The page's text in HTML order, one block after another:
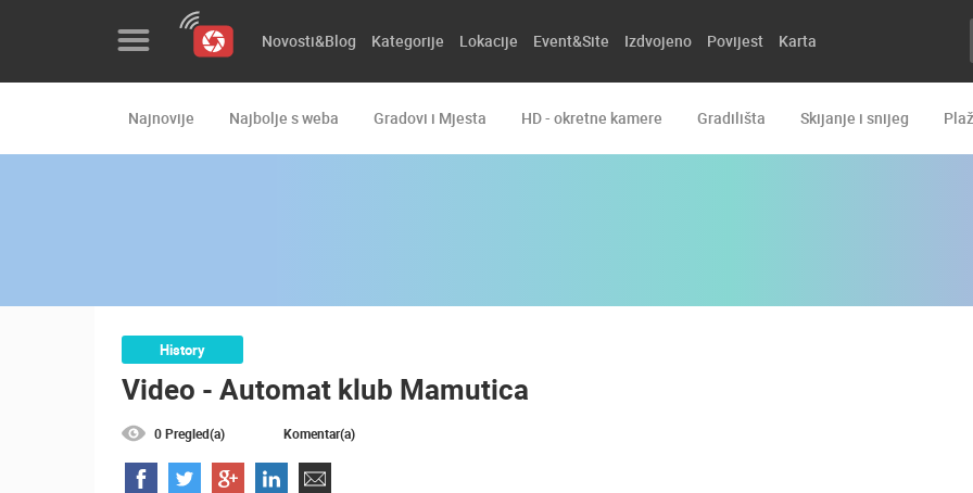
Izdvojeno
Povijest
Karta
Novosti&Blog Kategorije Lokacije Event&Site Izdvojeno Povijest Karta
Najnovije Najbolje s weba Gradovi i Mjesta HD - okretne kamere Gradilišta Skijanje i snijeg
History
Video - Automat klub Mamutica
0 Pregled(a) Komentar(a)